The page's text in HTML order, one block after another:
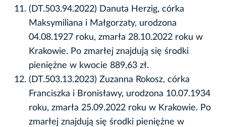
(DT.503.94.2022) Danuta Herzig, córka
Maksymiliana i Małgorzaty, urodzona
04.08.1927 roku, zmarła 28.10.2022 roku w
Krakowie. Po zmarłej znajdują się środki
pieniężne w kwocie 889,63 zł.
(DT.503.13.2023) Zuzanna Rokosz, córka
Franciszka i Bronisławy, urodzona 10.07.1934
roku, zmarła 25.09.2022 roku w Krakowie. Po
zmarłej znajdują się środki pieniężne w